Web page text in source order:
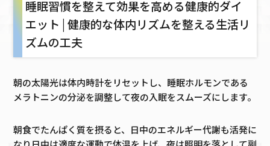
睡眠習慣を整えて効果を高める健康的ダイ
エット | 健康的な体内リズムを整える生活リ
ズムの工夫
朝の太陽光は体内時計をリセットし、睡眠ホルモンである
メラトニンの分泌を調整して夜の入眠をスムーズにします。
朝食でたんぱく質を摂ると、日中のエネルギー代謝も活発に